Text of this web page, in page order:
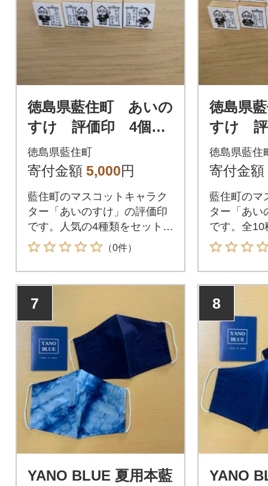
徳島県藍住町 あいの
すけ 評価印 4個セ
ット
徳島県藍住町
寄付金額 5,000円
藍住町のマスコットキャラク
ター「あいのすけ」の評価印
です。人気の4種類をセットに
しました。
（0件）
徳島県
すけ
セット
徳島県藍住
寄付金額
藍住町のマ
ター「あい
です。全10
す。
7
YANO BLUE 夏用本藍
8
YANO